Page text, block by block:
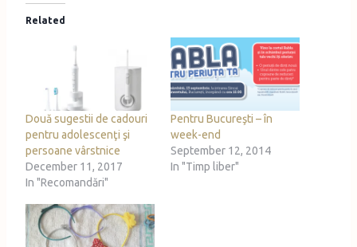
d
i
…
Related
Două sugestii de cadouri
pentru adolescenţi şi
persoane vârstnice
December 11, 2017
In "Recomandări"
Pentru Bucureşti – în
week-end
September 12, 2014
In "Timp liber"